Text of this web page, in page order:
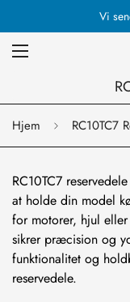
Vi
Hjem RC10TC7
RC10TC7
at holde din model
for motorer, hjul
sikrer præcision og
funktionalitet og
reservedele.